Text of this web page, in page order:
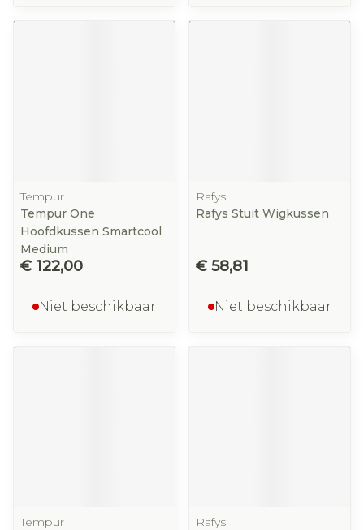
Tempur
Tempur One
Hoofdkussen Smartcool
Medium
€ 122,00
Niet beschikbaar
Rafys
Rafys Stuit Wigkussen
€ 58,81
Niet beschikbaar
Tempur
Rafys